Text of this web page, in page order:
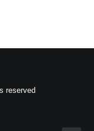
reserved